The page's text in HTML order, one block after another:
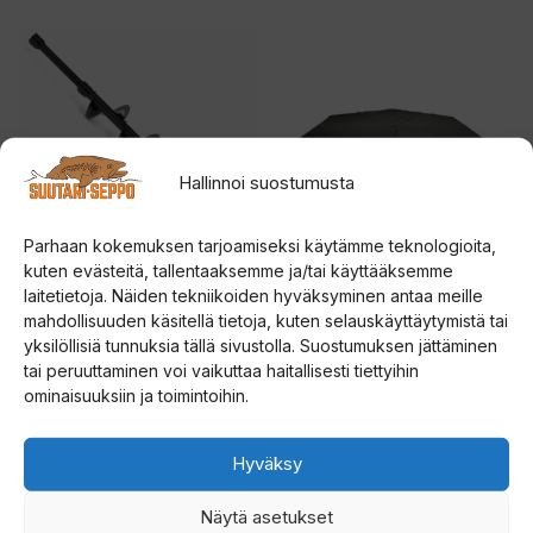
Hallinnoi suostumusta
Parhaan kokemuksen tarjoamiseksi käytämme teknologioita,
kuten evästeitä, tallentaaksemme ja/tai käyttääksemme
laitetietoja. Näiden tekniikoiden hyväksyminen antaa meille
mahdollisuuden käsitellä tietoja, kuten selauskäyttäytymistä tai
yksilöllisiä tunnuksia tällä sivustolla. Suostumuksen jättäminen
tai peruuttaminen voi vaikuttaa haitallisesti tiettyihin
ominaisuuksiin ja toimintoihin.
Hyväksy
Näytä asetukset
o
e
e
o
d
o
s
Strikemaster Lite-Flite
Lazer Drill kierre
4.67
5:stä
185,00€– 209,00€Hintaluokka:
209,00 €
Valitse vaihtoehdoista
Tällä
tuotteella
useampi
muunnelma.
Voit
valinnat
tuotteen
sivulla.
Väinö Bunker Thermal
XXL lattia
0
t
109,00
Lisää ostoskoriin
Tällä
Tällä
tuotteella